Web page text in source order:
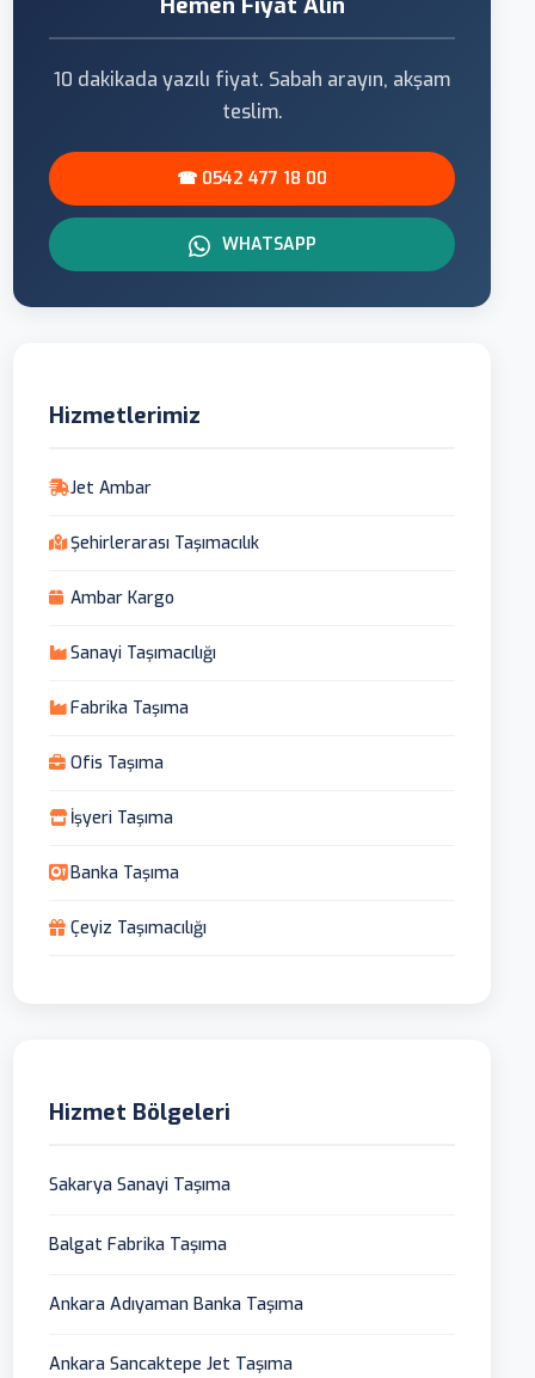
10 dakikada yazılı fiyat. Sabah arayın, akşam
teslim.
☎ 0542 477 18 00
WHATSAPP
Hizmetlerimiz
Jet Ambar
Şehirlerarası Taşımacılık
Ambar Kargo
Sanayi Taşımacılığı
Fabrika Taşıma
Ofis Taşıma
İşyeri Taşıma
Banka Taşıma
Çeyiz Taşımacılığı
Hizmet Bölgeleri
Sakarya Sanayi Taşıma
Balgat Fabrika Taşıma
Ankara Adıyaman Banka Taşıma
Ankara Sancaktepe Jet Taşıma